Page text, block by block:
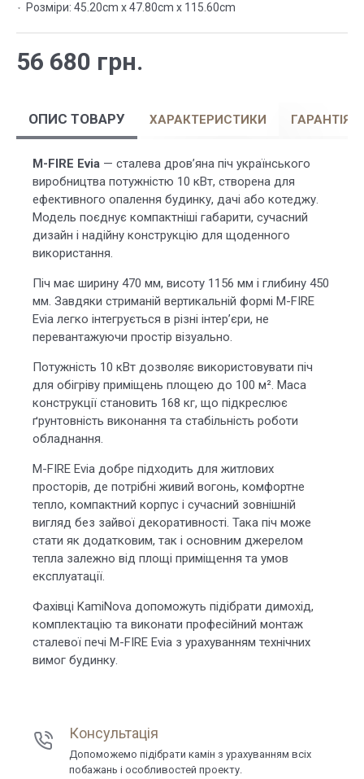
56 680 грн.
Розміри: 45.20cm x 47.80cm x 115.60cm
ОПИС ТОВАРУ ХАРАКТЕРИСТИКИ ГАРАНТІЯ
M-FIRE Evia — сталева дров’яна піч українського
виробництва потужністю 10 кВт, створена для
ефективного опалення будинку, дачі або котеджу.
Модель поєднує компактніші габарити, сучасний
дизайн і надійну конструкцію для щоденного
використання.
Піч має ширину 470 мм, висоту 1156 мм і глибину 450
мм. Завдяки стриманій вертикальній формі M-FIRE
Evia легко інтегрується в різні інтер’єри, не
перевантажуючи простір візуально.
Потужність 10 кВт дозволяє використовувати піч
для обігріву приміщень площею до 100 м². Маса
конструкції становить 168 кг, що підкреслює
ґрунтовність виконання та стабільність роботи
обладнання.
M-FIRE Evia добре підходить для житлових
просторів, де потрібні живий вогонь, комфортне
тепло, компактний корпус і сучасний зовнішній
вигляд без зайвої декоративності. Така піч може
стати як додатковим, так і основним джерелом
тепла залежно від площі приміщення та умов
експлуатації.
Фахівці KamiNova допоможуть підібрати димохід,
комплектацію та виконати професійний монтаж
сталевої печі M-FIRE Evia з урахуванням технічних
вимог будинку.
Консультація
Допоможемо підібрати камін з урахуванням всіх
побажань і особливостей проекту.